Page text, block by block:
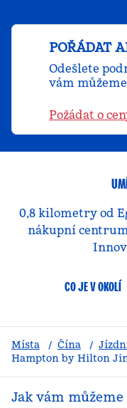
POŘÁDAT
Odešlete
vám
Požádat o
0,8 kilometry od
nákupní
CO JE V OKOLÍ
Místa / Čína /
Hampton by Hilton
Jak vám